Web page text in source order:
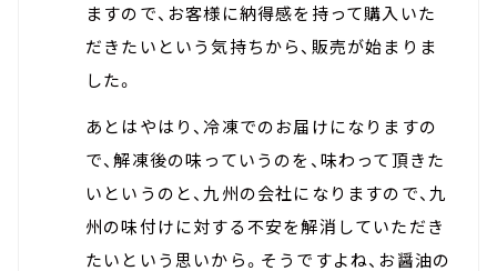
ますので、お客様に納得感を持って購入いた
だきたいという気持ちから、販売が始まりま
した。
あとはやはり、冷凍でのお届けになりますの
で、解凍後の味っていうのを、味わって頂きた
いというのと、九州の会社になりますので、九
州の味付けに対する不安を解消していただき
たいという思いから。そうですよね、お醤油の